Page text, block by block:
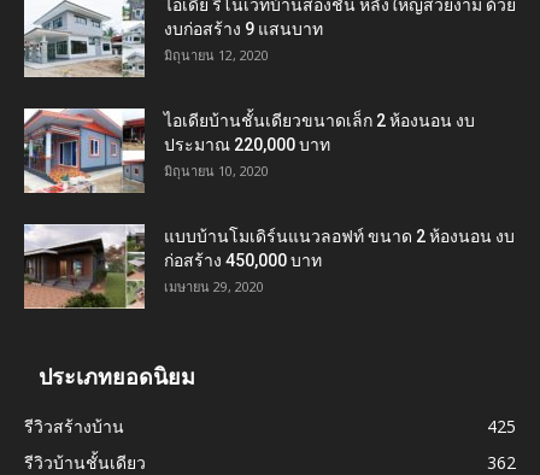
ไอเดีย รีโนเวทบ้านสองชั้น หลังใหญ่สวยงาม ด้วย
งบก่อสร้าง 9 แสนบาท
มิถุนายน 12, 2020
ไอเดียบ้านชั้นเดียวขนาดเล็ก 2 ห้องนอน งบ
ประมาณ 220,000 บาท
มิถุนายน 10, 2020
แบบบ้านโมเดิร์นแนวลอฟท์ ขนาด 2 ห้องนอน งบ
ก่อสร้าง 450,000 บาท
เมษายน 29, 2020
ประเภทยอดนิยม
รีวิวสร้างบ้าน
425
รีวิวบ้านชั้นเดียว
362